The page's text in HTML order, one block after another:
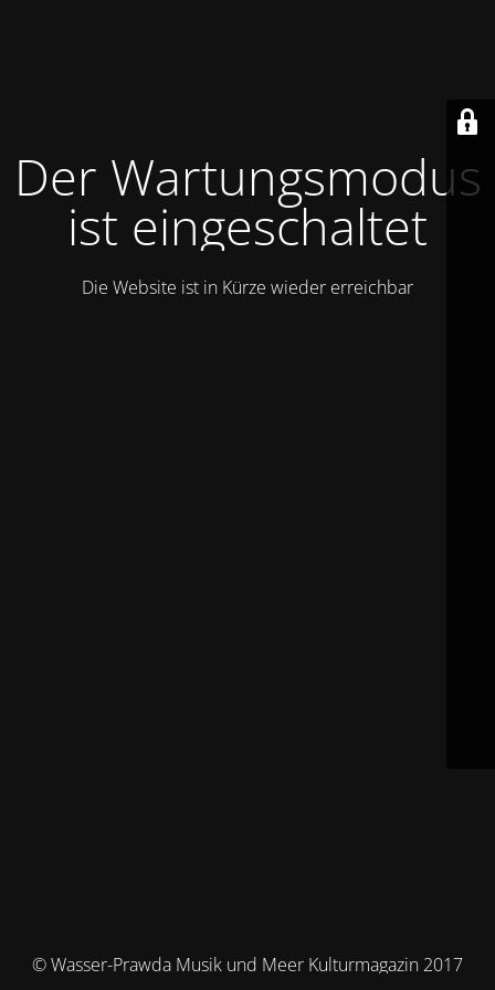
Der Wartungsmodus
ist eingeschaltet
Die Website ist in Kürze wieder erreichbar
© Wasser-Prawda Musik und Meer Kulturmagazin 2017